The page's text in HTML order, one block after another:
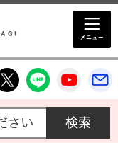
高萩市公式
高萩市公式X
高萩市
高